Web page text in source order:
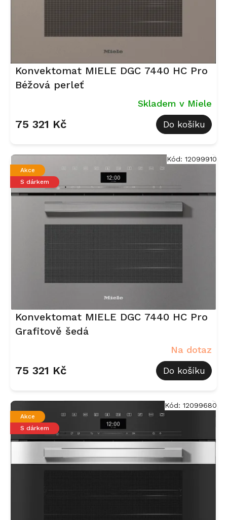
Konvektomat MIELE DGC 7440 HC Pro
Béžová perleť
Skladem v Miele
75 321 Kč Do košíku
Akce
S dárkem
Konvektomat MIELE DGC 7440 HC Pro
Grafitově šedá
Na dotaz
75 321 Kč Do košíku
Kód: 12099910
Akce
S dárkem
Kód: 12099680